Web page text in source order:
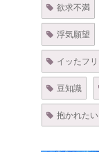
欲求不満
浮気願望
イッたフリ
豆知識
抱かれたい